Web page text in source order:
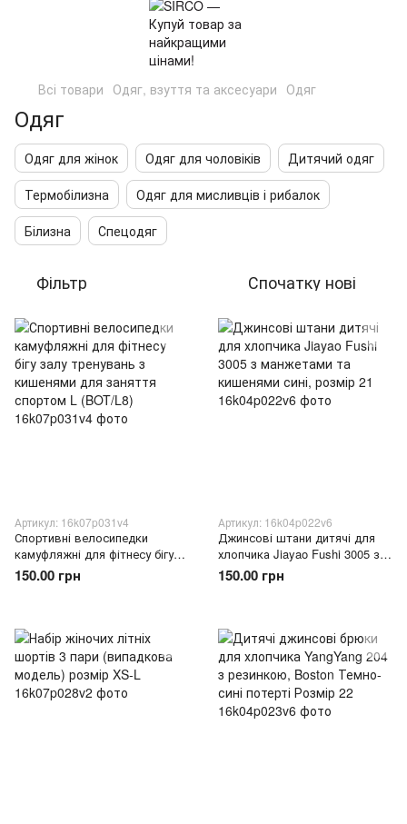
Всі товари Одяг, взуття та аксесуари Одяг
Одяг
Одяг для жінок Одяг для чоловіків
Дитячий одяг
Термобілизна
Одяг для мисливців і рибалок
Білизна
Спецодяг
Фільтр Спочатку нові
Артикул: 16k07p031v4
Спортивні велосипедки
камуфляжні для фітнесу бігу
залу тренувань з кишенями
для заняття спортом L
150.00 грн
Артикул: 16k04p022v6
Джинсові штани дитячі для
хлопчика Jiayao Fushi 3005 з
манжетами та кишенями сині,
розмір 21
150.00 грн